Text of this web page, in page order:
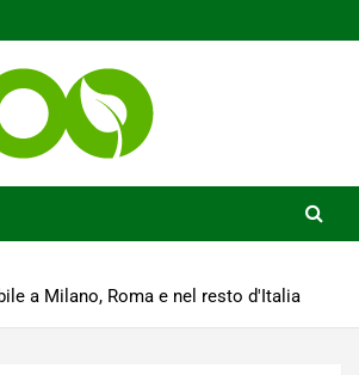
a Milano, Roma e nel resto d'Italia